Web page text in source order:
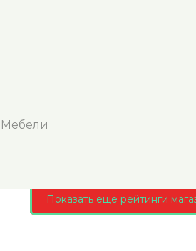
Показать еще рейтинги